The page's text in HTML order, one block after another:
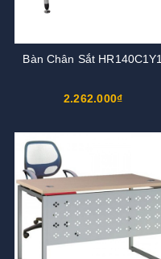
Bàn Chân Sắt HR140C1Y1
2.262.000₫